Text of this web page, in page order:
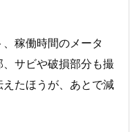
稼働時間のメータ
サビや破損部分も撮
たほうが、あとで減